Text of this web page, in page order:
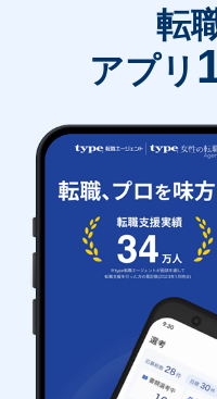
転
アプリ